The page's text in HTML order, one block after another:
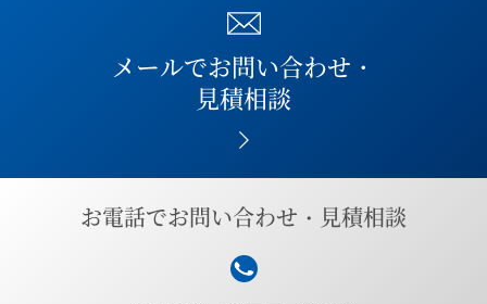
メールでお問い合わせ・
見積相談
お電話でお問い合わせ・見積相談